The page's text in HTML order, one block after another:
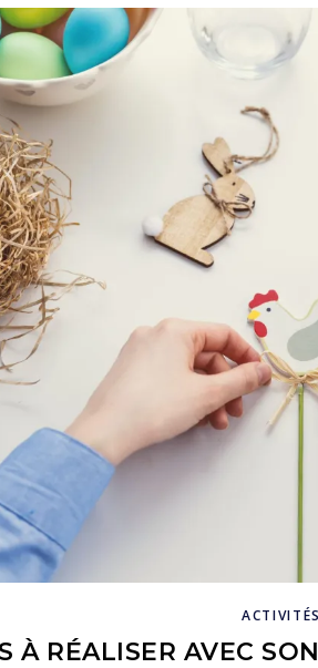
ACTIVITÉS
À RÉALISER AVEC